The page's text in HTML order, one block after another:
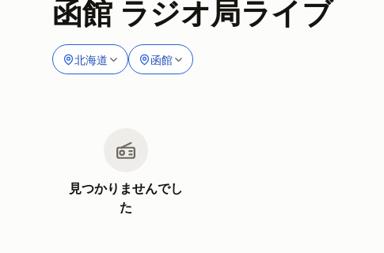
函館 ラジオ局ライブ
北海道 函館
見つかりませんでし
た